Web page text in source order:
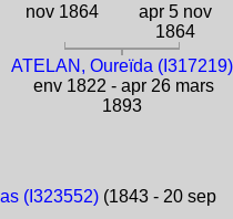
nov 1864
apr 5 nov
1864
ATELAN, Oureïda (I317219)
env 1822 - apr 26 mars
1893
(I323552)(1843 - 20 sep